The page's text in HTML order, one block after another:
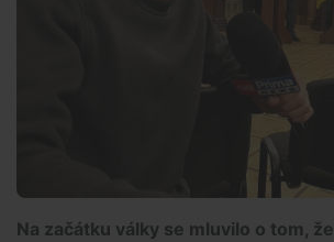
Na začátku války se mluvilo o tom,